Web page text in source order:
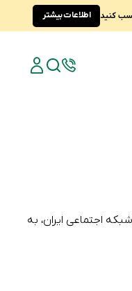
کنید اطلاعات بیشتر
اجتماعی ایران، به